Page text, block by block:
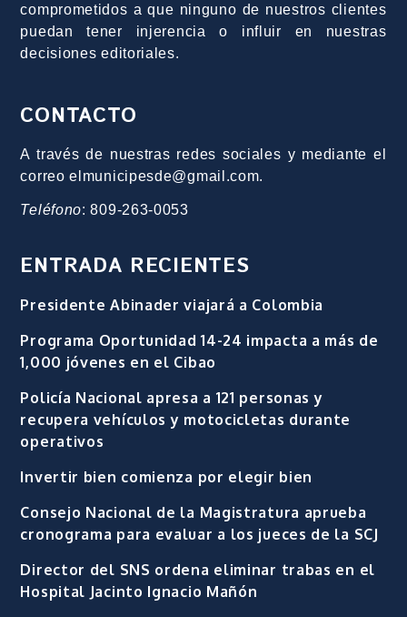
comprometidos a que ninguno de nuestros clientes
puedan tener injerencia o influir en nuestras
decisiones editoriales.
CONTACTO
A través de nuestras redes sociales y mediante el
correo elmunicipesde@gmail.com.
Teléfono: 809-263-0053
ENTRADA RECIENTES
Presidente Abinader viajará a Colombia
Programa Oportunidad 14-24 impacta a más de
1,000 jóvenes en el Cibao
Policía Nacional apresa a 121 personas y
recupera vehículos y motocicletas durante
operativos
Invertir bien comienza por elegir bien
Consejo Nacional de la Magistratura aprueba
cronograma para evaluar a los jueces de la SCJ
Director del SNS ordena eliminar trabas en el
Hospital Jacinto Ignacio Mañón